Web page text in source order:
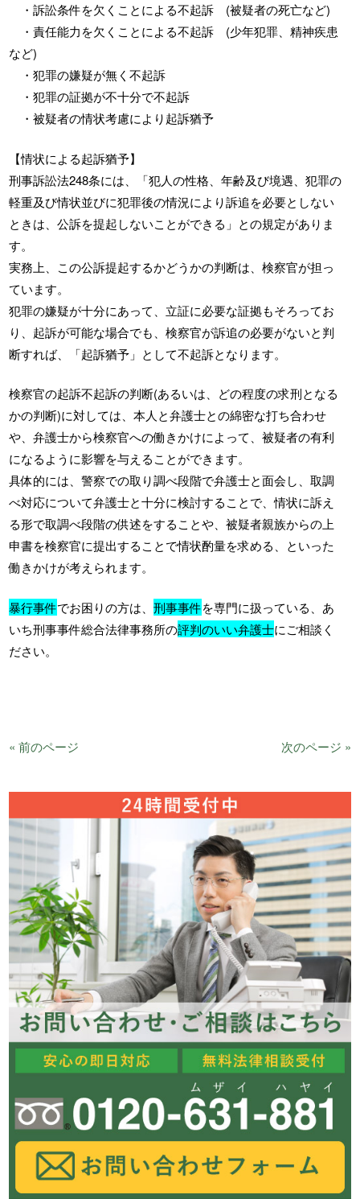
・訴訟条件を欠くことによる不起訴 (被疑者の死亡など)
・責任能力を欠くことによる不起訴 (少年犯罪、精神疾患
など)
・犯罪の嫌疑が無く不起訴
・犯罪の証拠が不十分で不起訴
・被疑者の情状考慮により起訴猶予
【情状による起訴猶予】
刑事訴訟法248条には、「犯人の性格、年齢及び境遇、犯罪の
軽重及び情状並びに犯罪後の情況により訴追を必要としない
ときは、公訴を提起しないことができる」との規定がありま
す。
実務上、この公訴提起するかどうかの判断は、検察官が担っ
ています。
犯罪の嫌疑が十分にあって、立証に必要な証拠もそろってお
り、起訴が可能な場合でも、検察官が訴追の必要がないと判
断すれば、「起訴猶予」として不起訴となります。
検察官の起訴不起訴の判断(あるいは、どの程度の求刑となる
かの判断)に対しては、本人と弁護士との綿密な打ち合わせ
や、弁護士から検察官への働きかけによって、被疑者の有利
になるように影響を与えることができます。
具体的には、警察での取り調べ段階で弁護士と面会し、取調
べ対応について弁護士と十分に検討することで、情状に訴え
る形で取調べ段階の供述をすることや、被疑者親族からの上
申書を検察官に提出することで情状酌量を求める、といった
働きかけが考えられます。
暴行事件でお困りの方は、刑事事件を専門に扱っている、あ
いち刑事事件総合法律事務所の評判のいい弁護士にご相談く
ださい。
« 前のページ 次のページ »